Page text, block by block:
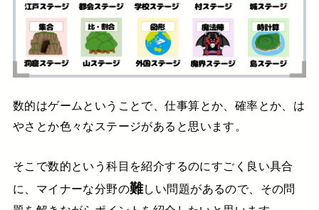
数的はゲームということで、仕事算とか、確率とか、は
やさとか色々なステージがあると思います。
そこで数的という科目を紹介するのにすごく良い具合
に、 マイナーな分野の難しい問題があるので、 その問